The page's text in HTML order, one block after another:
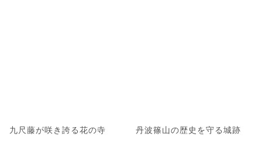
九尺藤が咲き誇る花の寺 丹波篠山の歴史を守る城跡